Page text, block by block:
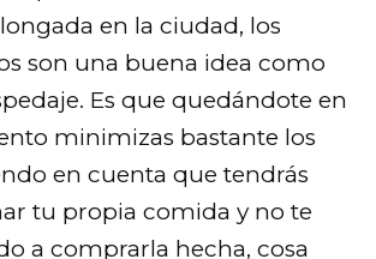
en la ciudad, los
son una buena idea como
Es que quedándote en
minimizas bastante los
en cuenta que tendrás
tu propia comida y no te
a comprarla hecha, cosa